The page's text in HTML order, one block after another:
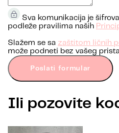
Sva komunikacija je
podleže pravilima naših
Slažem se sa zaštitom ličnih
može podneti bez vašeg
Poslati formular
Ili pozovite